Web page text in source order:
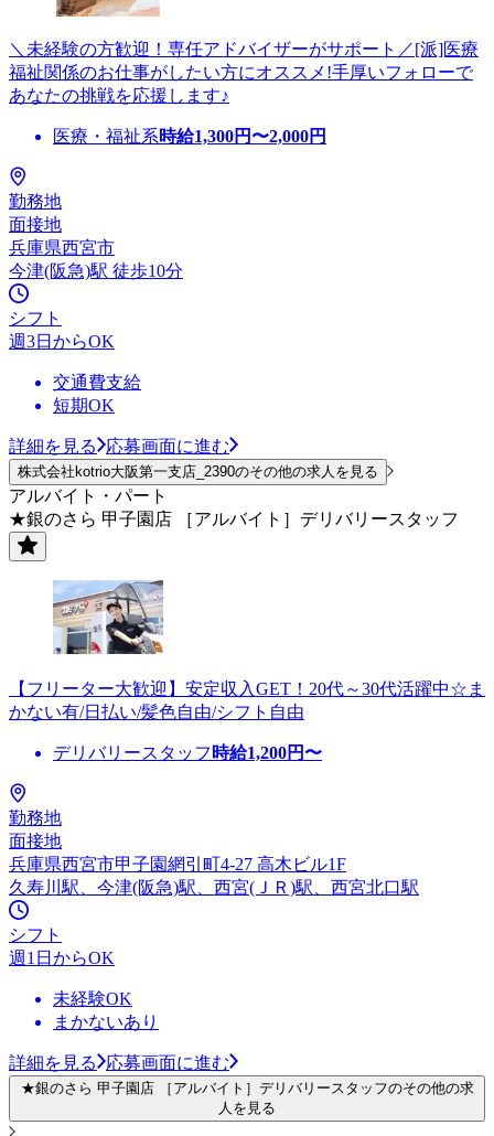
＼未経験の方歓迎！専任アドバイザーがサポート／[派]医療
福祉関係のお仕事がしたい方にオススメ!手厚いフォローで
あなたの挑戦を応援します♪
医療・福祉系時給1,300円〜2,000円
勤務地
面接地
兵庫県西宮市
今津(阪急)駅 徒歩10分
シフト
週3日からOK
交通費支給
短期OK
詳細を見る 応募画面に進む
株式会社kotrio大阪第一支店_2390のその他の求人を見る
アルバイト・パート
★銀のさら 甲子園店 ［アルバイト］デリバリースタッフ
【フリーター大歓迎】安定収入GET！20代～30代活躍中☆ま
かない有/日払い/髪色自由/シフト自由
デリバリースタッフ 時給1,200円〜
勤務地
面接地
兵庫県西宮市甲子園網引町4-27 高木ビル1F
久寿川駅、今津(阪急)駅、西宮(ＪＲ)駅、西宮北口駅
シフト
週1日からOK
未経験OK
まかないあり
詳細を見る 応募画面に進む
★銀のさら 甲子園店 ［アルバイト］デリバリースタッフのその他の求
人を見る